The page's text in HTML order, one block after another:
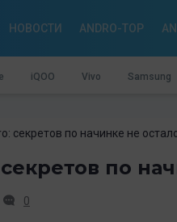
НОВОСТИ ANDRO-TOP
iQOO Vivo Samsung
секретов по начинке не
по
0